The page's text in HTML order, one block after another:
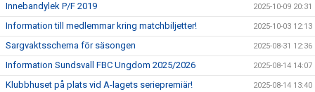
Innebandylek P/F 2019 2025-10-09 20:31
Information till medlemmar kring matchbiljetter! 2025-10-03 12:13
Sargvaktsschema för säsongen 2025-08-31 12:36
Information Sundsvall FBC Ungdom 2025/2026 2025-08-14 14:07
Klubbhuset på plats vid A-lagets seriepremiär! 2025-08-14 13:40